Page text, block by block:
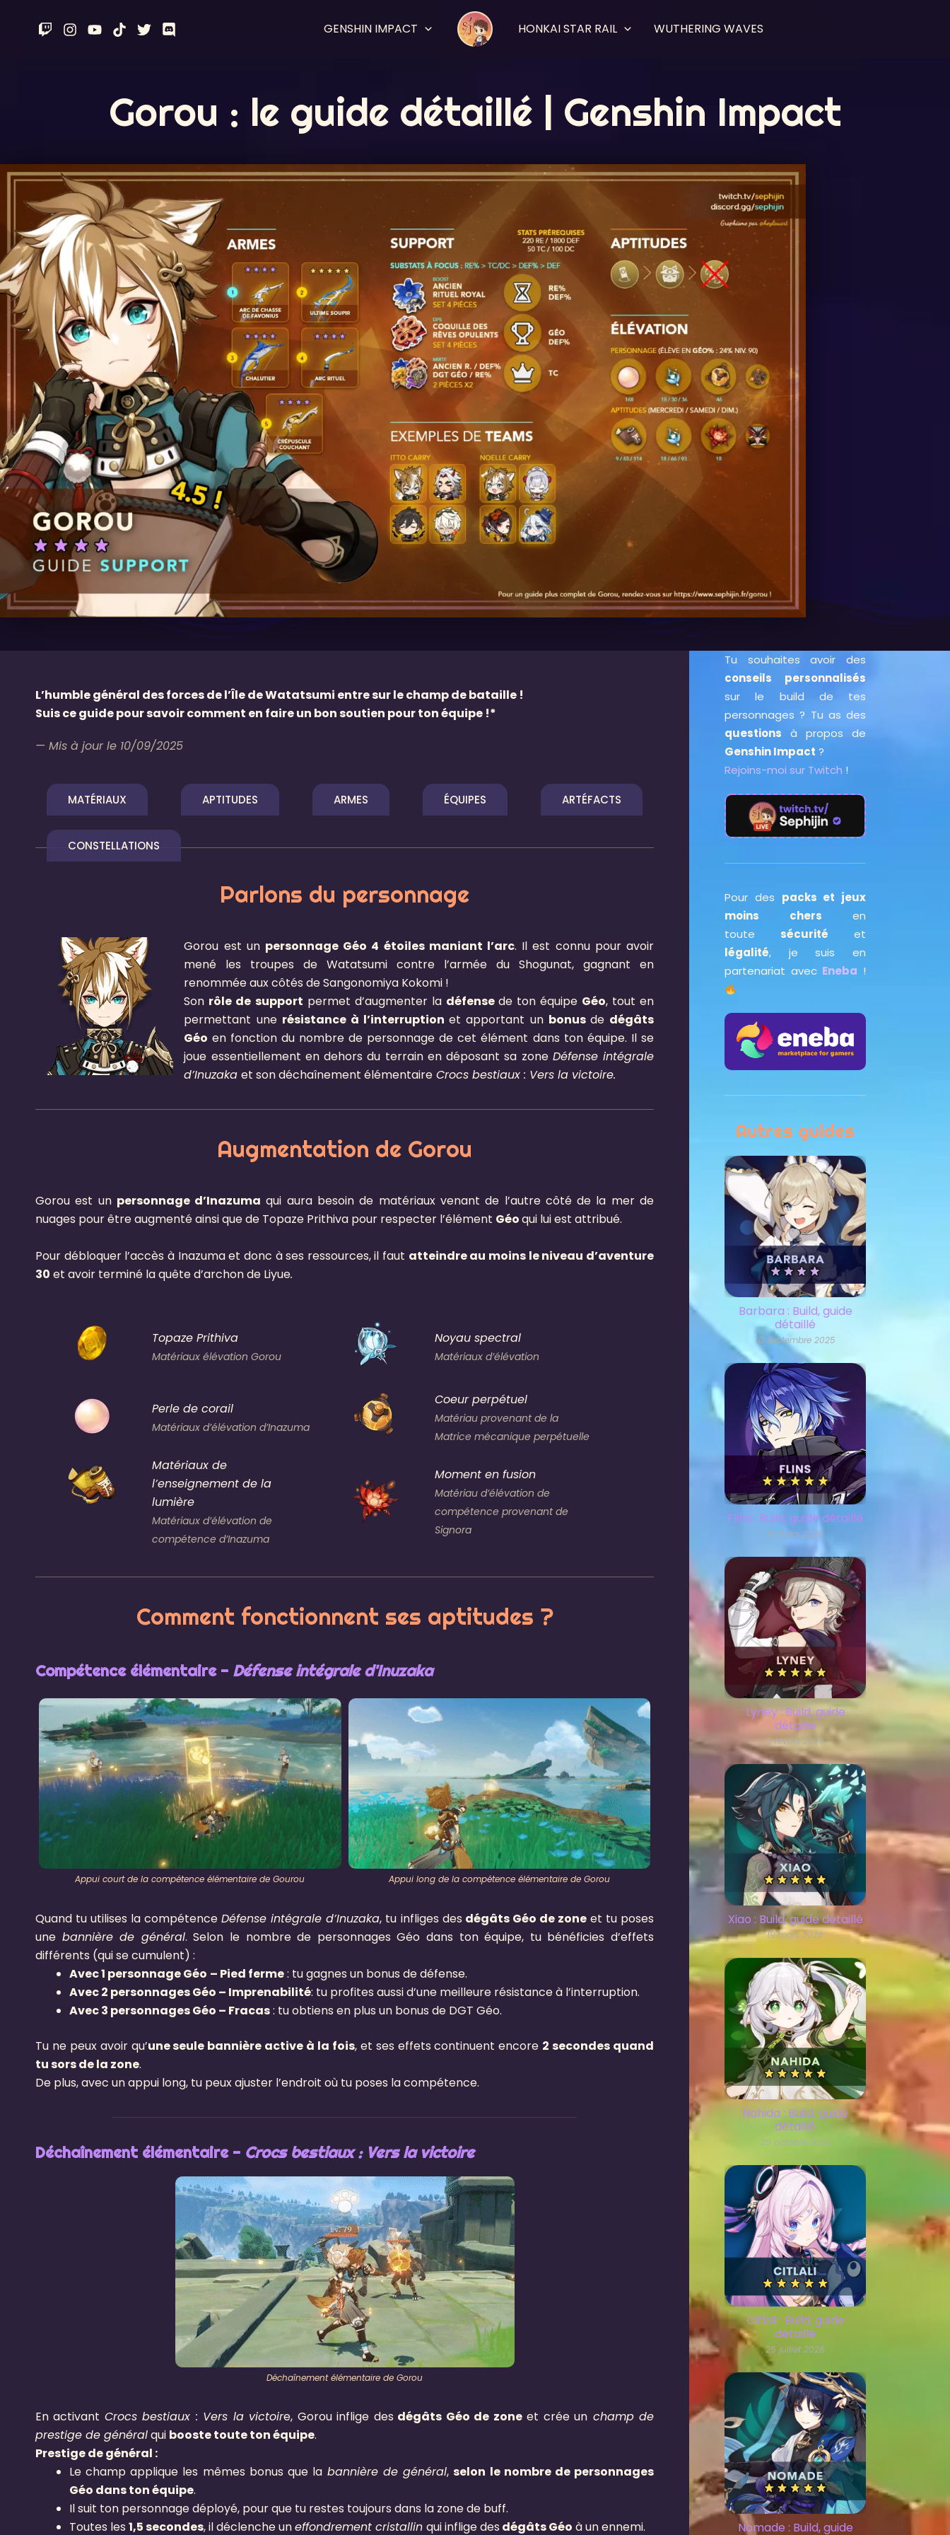
GENSHIN IMPACT HONKAI STAR RAIL WUTHERING WAVES
Gorou : le guide détaillé | Genshin Impact
L’humble général des forces de l’Île de Watatsumi entre sur le champ de bataille !
Suis ce guide pour savoir comment en faire un bon soutien pour ton équipe !*
— Mis à jour le 10/09/2025
MATÉRIAUX APTITUDES ARMES ÉQUIPES ARTÉFACTS
CONSTELLATIONS
Parlons du personnage
Gorou est un personnage Géo 4 étoiles maniant l’arc. Il est connu pour avoir
mené les troupes de Watatsumi contre l’armée du Shogunat, gagnant en
renommée aux côtés de Sangonomiya Kokomi !
Son rôle de support permet d’augmenter la défense de ton équipe Géo, tout en
permettant une résistance à l’interruptionet apportant un bonus de dégâts
Géo en fonction du nombre de personnage de cet élément dans ton équipe. Il se
joue essentiellement en dehors du terrain en déposant sa zone Défense intégrale
d’Inuzakaet son déchaînement élémentaire Crocs bestiaux : Vers la victoire.
Augmentation de Gorou
Gorou est un personnage d’Inazuma qui aura besoin de matériaux venant de l’autre côté de la mer de
nuages pour être augmenté ainsi que de Topaze Prithiva pour respecter l’élément Géoqui lui est attribué.
Pour débloquer l’accès à Inazuma et donc à ses ressources, il faut atteindre au moins le niveau d’aventure
30 et avoir terminé la quête d’archon de Liyue.
Topaze Prithiva
Matériaux élévation Gorou
Noyau spectral
Matériaux d’élévation
Perle de corail
Matériaux d’élévation d’Inazuma
Coeur perpétuel
Matériau provenant de la
Matrice mécanique perpétuelle
Matériaux de
l’enseignement de la
lumière
Matériaux d’élévation de
compétence d’Inazuma
Moment en fusion
Matériau d’élévation de
compétence provenant de
Signora
Comment fonctionnent ses aptitudes ?
Compétence élémentaire - Défense intégrale d'Inuzaka
Appui court de la compétence élémentaire de Gourou Appui long de la compétence élémentaire de Gorou
Quand tu utilises la compétenceDéfense intégrale d’Inuzaka, tu infliges des dégâts Géo de zoneet tu poses
une bannière de général. Selon le nombre de personnages Géo dans ton équipe, tu bénéficies d’effets
différents (qui se cumulent) :
Avec 1 personnage Géo – Pied ferme: tu gagnes un bonus de défense.
Avec 2 personnages Géo – Imprenabilité: tu profites aussi d’une meilleure résistance à l’interruption.
Avec 3 personnages Géo – Fracas: tu obtiens en plus un bonus de DGT Géo.
Tu ne peux avoir qu’une seule bannière active à la fois, et ses effets continuent encore 2 secondes quand
tu sors de la zone.
De plus, avec un appui long, tu peux ajuster l’endroit où tu poses la compétence.
Déchaînement élémentaire - Crocs bestiaux : Vers la victoire
Déchaînement élémentaire de Gorou
En activant Crocs bestiaux : Vers la victoire, Gorou inflige des dégâts Géo de zoneet crée un champ de
prestige de généralqui booste toute ton équipe.
Prestige de général :
Le champ applique les mêmes bonus que labannière de général,selon le nombre de personnages
Géo dans ton équipe.
Il suit ton personnage déployé, pour que tu restes toujours dans la zone de buff.
Toutes les 1,5 secondes, il déclenche uneffondrement cristallin qui inflige des dégâts Géo à un ennemi.
Tu souhaites avoir des
conseils personnalisés
sur le build de tes
personnages ? Tu as des
questions à propos de
Genshin Impact ?
Rejoins-moi sur Twitch !
Pour des packs et jeux
moins chers en
toute sécurité et
légalité, je suis en
partenariat avec Eneba !
Autres guides
Barbara : Build, guide
détaillé
10 septembre 2025
Flins : Build, guide détaillé
19 mars 2026
Lyney : Build, guide
détaillé
2 février 2026
Xiao : Build, guide détaillé
19 mars 2026
Nahida : Build, guide
détaillé
26 octobre 2025
Citlali : Build, guide
détaillé
25 juillet 2026
Nomade : Build, guide